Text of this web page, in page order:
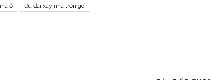
ở ưu đãi xây nhà trọn gói